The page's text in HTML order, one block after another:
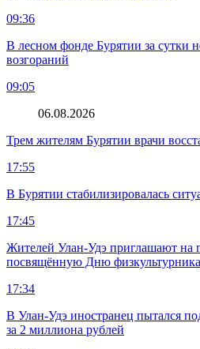
09:36
В лесном фонде Бурятии за сутки
возгораний
09:05
06.08.2026
Трем жителям Бурятии врачи
17:55
В Бурятии стабилизировалась
17:45
Жителей Улан-Удэ приглашают на
посвящённую Дню физкультурника
17:34
В Улан-Удэ иностранец пытался
за 2 миллиона рублей